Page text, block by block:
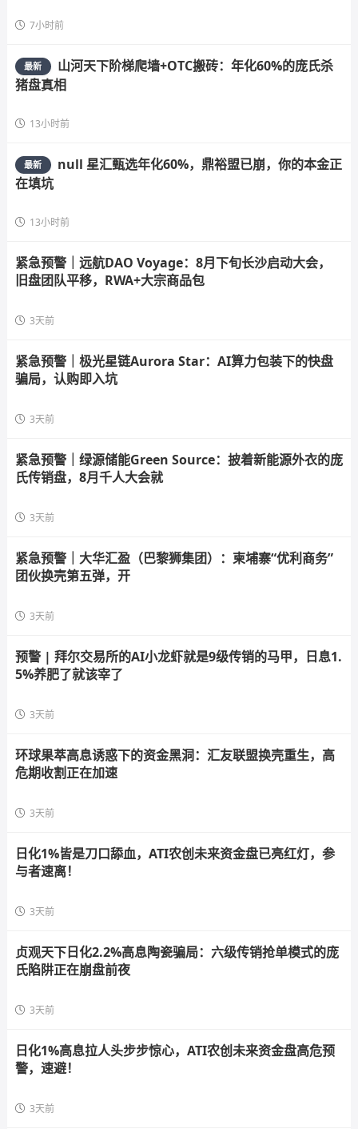
7小时前
最新
山河天下阶梯爬墙+OTC搬砖：年化60%的庞氏杀
猪盘真相
13小时前
最新
null 星汇甄选年化60%，鼎裕盟已崩，你的本金正
在填坑
13小时前
紧急预警｜远航DAO Voyage：8月下旬长沙启动大会，
旧盘团队平移，RWA+大宗商品包
3天前
紧急预警｜极光星链Aurora Star：AI算力包装下的快盘
骗局，认购即入坑
3天前
紧急预警｜绿源储能Green Source：披着新能源外衣的庞
氏传销盘，8月千人大会就
3天前
紧急预警｜大华汇盈（巴黎狮集团）：柬埔寨“优利商务”
团伙换壳第五弹，开
3天前
预警 | 拜尔交易所的AI小龙虾就是9级传销的马甲，日息1.
5%养肥了就该宰了
3天前
环球果萃高息诱惑下的资金黑洞：汇友联盟换壳重生，高
危期收割正在加速
3天前
日化1%皆是刀口舔血，ATI农创未来资金盘已亮红灯，参
与者速离！
3天前
贞观天下日化2.2%高息陶瓷骗局：六级传销抢单模式的庞
氏陷阱正在崩盘前夜
3天前
日化1%高息拉人头步步惊心，ATI农创未来资金盘高危预
警，速避！
3天前